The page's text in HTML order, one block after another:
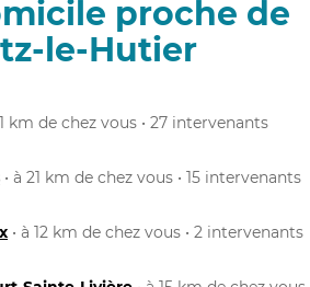
proche de
le-Hutier
km de chez vous • 27 intervenants
• à 21 km de chez vous • 15 intervenants
• à 12 km de chez vous • 2 intervenants